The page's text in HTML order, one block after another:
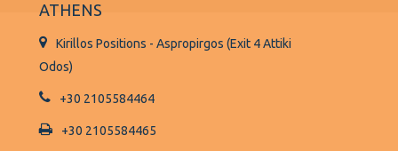
ATHENS
Kirillos Positions - Aspropirgos (Exit 4 Attiki
Odos)
+30 2105584464
+30 2105584465